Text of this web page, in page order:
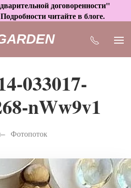
договоренности"
читайте в блоге.
033017-
nWw9v1
Фотопоток